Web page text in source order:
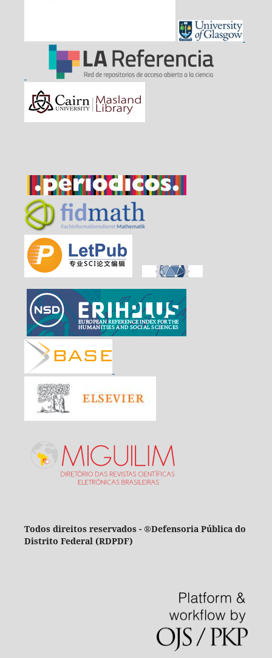
Todos direitos reservados - ®Defensoria Pública do
Distrito Federal (RDPDF)